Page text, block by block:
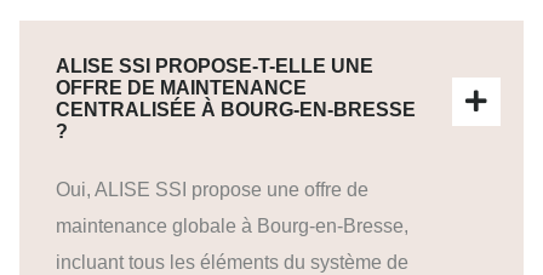
ALISE SSI PROPOSE-T-ELLE UNE
OFFRE DE MAINTENANCE
CENTRALISÉE À BOURG-EN-BRESSE
?
Oui, ALISE SSI propose une offre de
maintenance globale à Bourg-en-Bresse,
incluant tous les éléments du système de